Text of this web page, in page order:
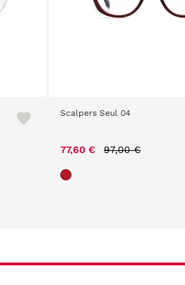
Scalpers Seul 04
77,60 € 97,00 €